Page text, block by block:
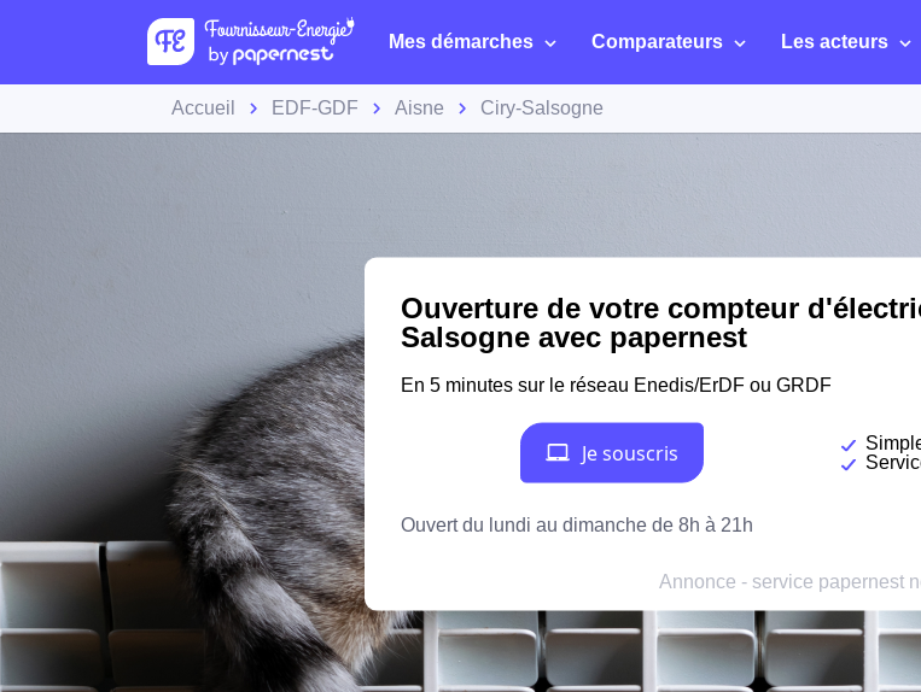
Mes démarches Comparateurs Les acteurs
Accueil EDF-GDF Aisne Ciry-Salsogne